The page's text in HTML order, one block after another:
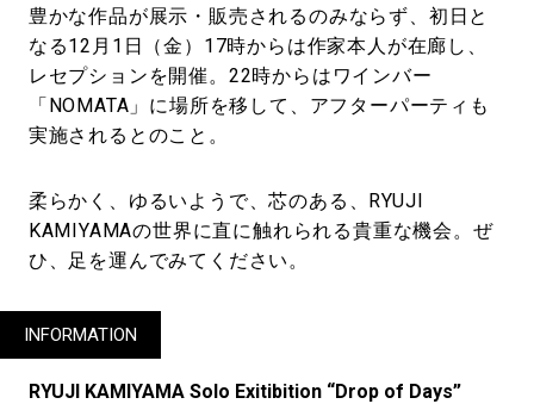
豊かな作品が展示・販売されるのみならず、初日と
なる12月1日（金）17時からは作家本人が在廊し、
レセプションを開催。22時からはワインバー
「NOMATA」に場所を移して、アフターパーティも
実施されるとのこと。
柔らかく、ゆるいようで、芯のある、RYUJI
KAMIYAMAの世界に直に触れられる貴重な機会。ぜ
ひ、足を運んでみてください。
INFORMATION
RYUJI KAMIYAMA Solo Exitibition “Drop of Days”